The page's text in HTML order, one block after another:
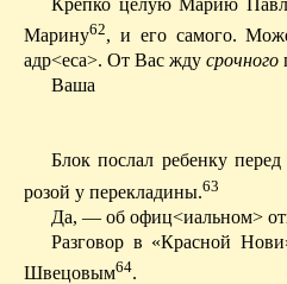
Марину62, и его самого.
адр<еса>. От Вас жду срочного
Ваша
Блок послал ребенку
розой у перекладины.63
Да, — об офиц<иальном>
Разговор в «Красной
Швецовым64.